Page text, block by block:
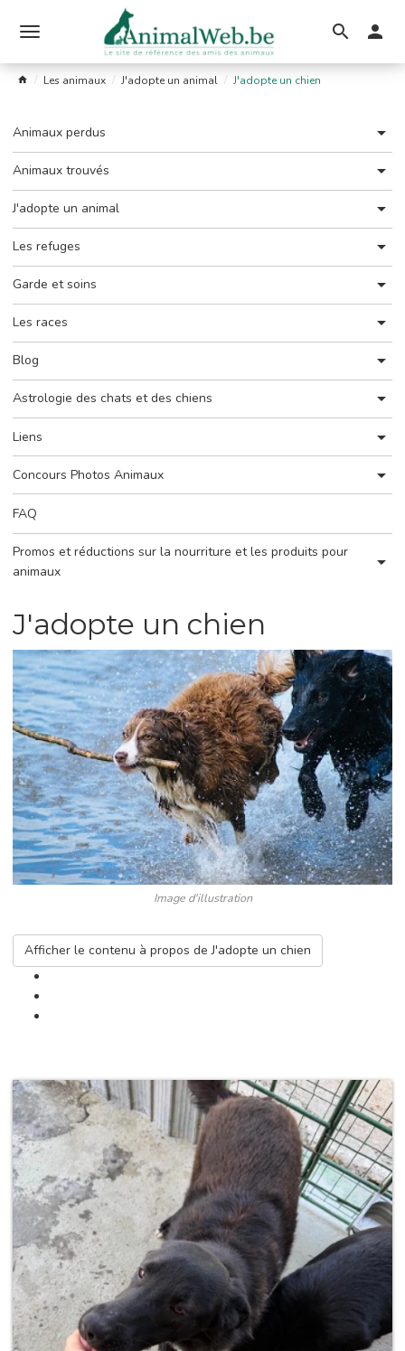
le
menu
Les animaux J'adopte un animal J'adopte un chien
Animaux perdus
Animaux trouvés
J'adopte un animal
Les refuges
Garde et soins
Les races
Blog
Astrologie des chats et des chiens
Liens
Concours Photos Animaux
FAQ
Promos et réductions sur la nourriture et les produits pour
animaux
J'adopte un chien
Image d'illustration
Afficher le contenu à propos de J'adopte un chien